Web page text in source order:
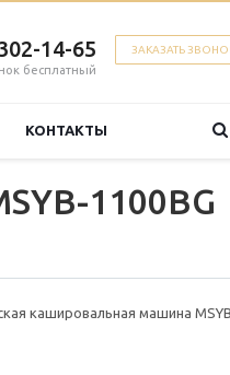
ЗАКАЗАТЬ
14-65
бесплатный
КОНТАКТЫ
1100BG
кашировальная машина